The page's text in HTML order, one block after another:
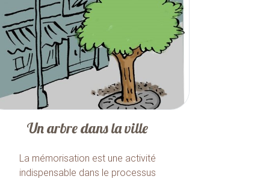
Un arbre dans la ville
La mémorisation est une activité
indispensable dans le processus